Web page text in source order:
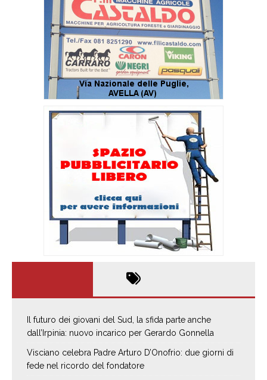
Il futuro dei giovani del Sud, la sfida parte anche
dall’Irpinia: nuovo incarico per Gerardo Gonnella
Visciano celebra Padre Arturo D’Onofrio: due giorni di
fede nel ricordo del fondatore